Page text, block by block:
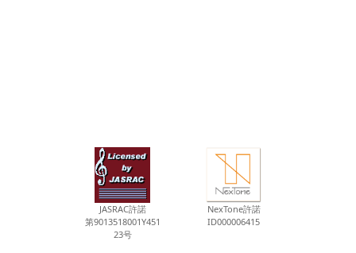
JASRAC許諾
第9013518001Y451
23号
NexTone許諾
ID000006415